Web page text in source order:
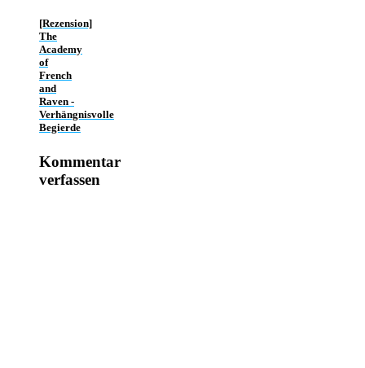
[Rezension]
The
Academy
of
French
and
Raven -
Verhängnisvolle
Begierde
Kommentar
verfassen